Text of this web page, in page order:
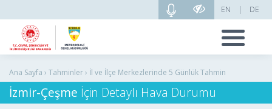
DE
|
EN
Ana Sayfa › Tahminler › İl ve İlçe Merkezlerinde 5 Günlük Tahmin
İzmir-Çeşme İçin Detaylı Hava Durumu